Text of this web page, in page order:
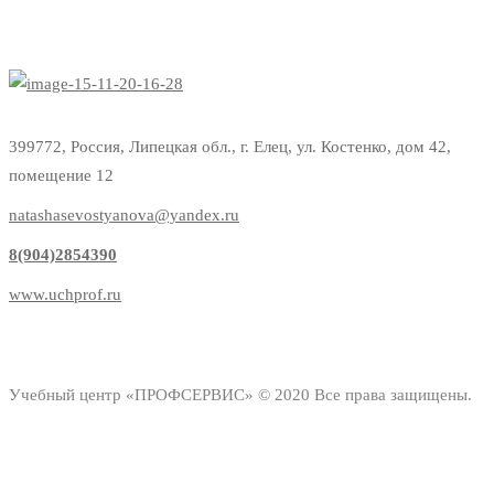
399772, Россия, Липецкая обл., г. Елец, ул. Костенко, дом 42,
помещение 12
natashasevostyanova@yandex.ru
8(904)2854390
www.uchprof.ru
Учебный центр «ПРОФСЕРВИС» © 2020 Все права защищены.